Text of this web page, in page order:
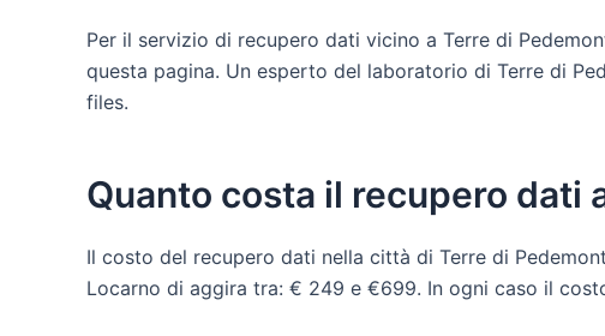
Per il servizio di recupero dati vicino a Terre di
questa pagina. Un esperto del laboratorio di Terre di
files.
Quanto costa il recupero dati
Il costo del recupero dati nella città di Terre di
Locarno di aggira tra: € 249 e €699. In ogni caso il